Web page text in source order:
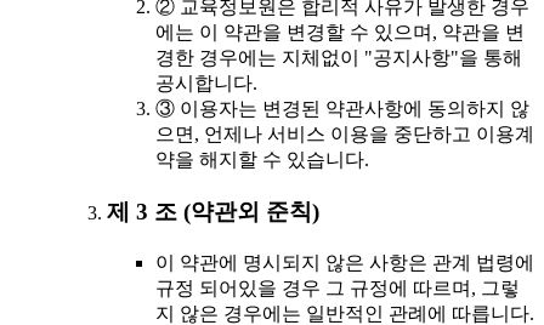
② 교육정보원은 합리적 사유가 발생한 경우
에는 이 약관을 변경할 수 있으며, 약관을 변
경한 경우에는 지체없이 "공지사항"을 통해
공시합니다.
③ 이용자는 변경된 약관사항에 동의하지 않
으면, 언제나 서비스 이용을 중단하고 이용계
약을 해지할 수 있습니다.
제 3 조 (약관외 준칙)
이 약관에 명시되지 않은 사항은 관계 법령에
규정 되어있을 경우 그 규정에 따르며, 그렇
지 않은 경우에는 일반적인 관례에 따릅니다.